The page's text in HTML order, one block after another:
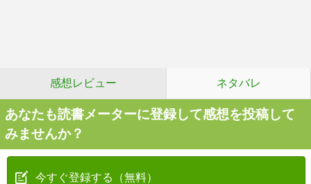
感想レビュー ネタバレ
あなたも読書メーターに登録して感想を投稿して
みませんか？
今すぐ登録する（無料）